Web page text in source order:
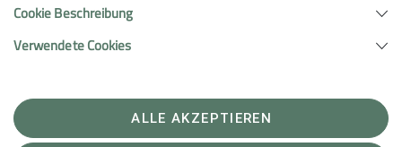
Wanderführerin beschlossen, den schnellsten
Rückweg anzutreten, was ihnen auch fast trockenen
Cookie Beschreibung
Verwendete Cookies
ALLE AKZEPTIEREN